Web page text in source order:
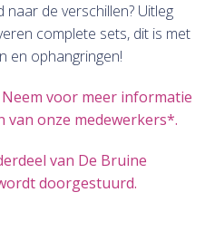
de verschillen? Uitleg
complete sets, dit is met
en ophangringen!
Neem voor meer informatie
van onze medewerkers*.
van De Bruine
doorgestuurd.